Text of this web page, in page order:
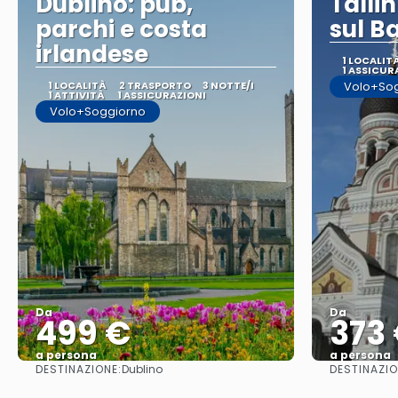
parchi e costa
irlandese
1 LOCALITÀ 2 TRASPORTO 3 NOTTE/I
1 ATTIVITÀ 1 ASSICURAZIONI
Volo+Soggiorno
Da
499 €
a persona
Vedere
DESTINAZIONE:Dublino
sul
1
1
Da
373
a persona